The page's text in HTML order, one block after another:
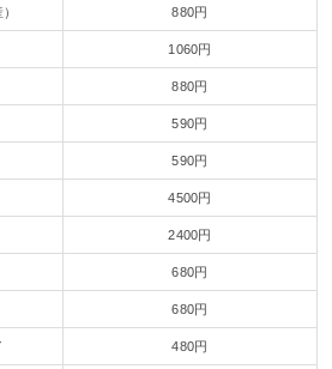
880円
1060円
880円
590円
590円
4500円
2400円
680円
680円
480円